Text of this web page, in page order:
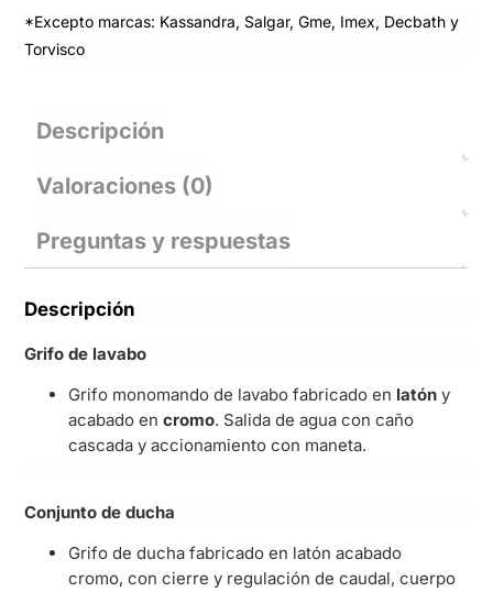
*Excepto marcas: Kassandra, Salgar, Gme, Imex, Decbath y
Torvisco
Descripción
Valoraciones (0)
Preguntas y respuestas
Descripción
Grifo de lavabo
Grifo monomando de lavabo fabricado en latóny
acabado encromo. Salida de agua con caño
cascada y accionamiento con maneta.
Conjunto de ducha
Grifo de ducha fabricado en latón acabado
cromo, con cierre y regulación de caudal, cuerpo